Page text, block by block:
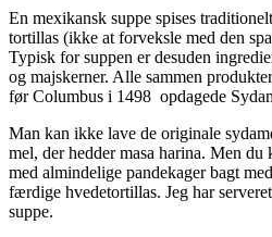
En mexikansk suppe spises
tortillas (ikke at forveksle med den
Typisk for suppen er desuden
og majskerner. Alle sammen
før Columbus i 1498 opdagede
Man kan ikke lave de originale
mel, der hedder masa harina. Men
med almindelige pandekager bagt
færdige hvedetortillas. Jeg har
suppe.